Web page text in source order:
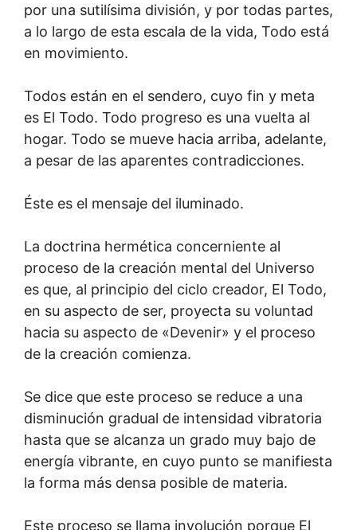
por una sutilísima división, y por todas partes,
a lo largo de esta escala de la vida, Todo está
en movimiento.
Todos están en el sendero, cuyo fin y meta
es El Todo. Todo progreso es una vuelta al
hogar. Todo se mueve hacia arriba, adelante,
a pesar de las aparentes contradicciones.
Éste es el mensaje del iluminado.
La doctrina hermética concerniente al
proceso de la creación mental del Universo
es que, al principio del ciclo creador, El Todo,
en su aspecto de ser, proyecta su voluntad
hacia su aspecto de «Devenir» y el proceso
de la creación comienza.
Se dice que este proceso se reduce a una
disminución gradual de intensidad vibratoria
hasta que se alcanza un grado muy bajo de
energía vibrante, en cuyo punto se manifiesta
la forma más densa posible de materia.
Este proceso se llama involución porque El